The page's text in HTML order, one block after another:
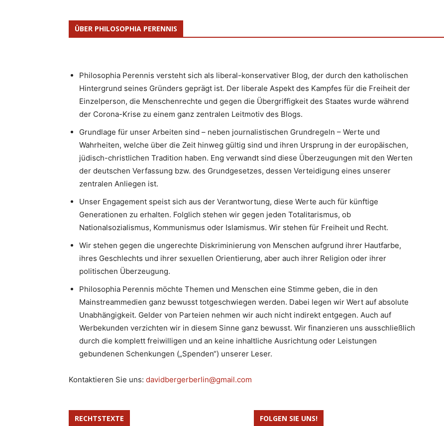
ÜBER PHILOSOPHIA PERENNIS
Philosophia Perennis versteht sich als liberal-konservativer Blog, der durch den katholischen
Hintergrund seines Gründers geprägt ist. Der liberale Aspekt des Kampfes für die Freiheit der
Einzelperson, die Menschenrechte und gegen die Übergriffigkeit des Staates wurde während
der Corona-Krise zu einem ganz zentralen Leitmotiv des Blogs.
Grundlage für unser Arbeiten sind – neben journalistischen Grundregeln – Werte und
Wahrheiten, welche über die Zeit hinweg gültig sind und ihren Ursprung in der europäischen,
jüdisch-christlichen Tradition haben. Eng verwandt sind diese Überzeugungen mit den Werten
der deutschen Verfassung bzw. des Grundgesetzes, dessen Verteidigung eines unserer
zentralen Anliegen ist.
Unser Engagement speist sich aus der Verantwortung, diese Werte auch für künftige
Generationen zu erhalten. Folglich stehen wir gegen jeden Totalitarismus, ob
Nationalsozialismus, Kommunismus oder Islamismus. Wir stehen für Freiheit und Recht.
Wir stehen gegen die ungerechte Diskriminierung von Menschen aufgrund ihrer Hautfarbe,
ihres Geschlechts und ihrer sexuellen Orientierung, aber auch ihrer Religion oder ihrer
politischen Überzeugung.
Philosophia Perennis möchte Themen und Menschen eine Stimme geben, die in den
Mainstreammedien ganz bewusst totgeschwiegen werden. Dabei legen wir Wert auf absolute
Unabhängigkeit. Gelder von Parteien nehmen wir auch nicht indirekt entgegen. Auch auf
Werbekunden verzichten wir in diesem Sinne ganz bewusst. Wir finanzieren uns ausschließlich
durch die komplett freiwilligen und an keine inhaltliche Ausrichtung oder Leistungen
gebundenen Schenkungen („Spenden“) unserer Leser.
Kontaktieren Sie uns: davidbergerberlin@gmail.com
RECHTSTEXTE FOLGEN SIE UNS!